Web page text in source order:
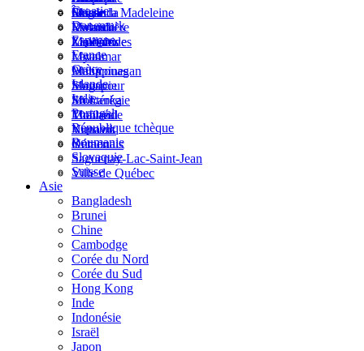
Suisse
Macau
Malaisie
Maldives
Myanmar
Philippines
Singapour
Sri Lanka
Thaïlande
Vietnam
Yémen
Ouganda
Rwanda
Zimbabwe
Îles de la Madeleine
Lanaudière
Laurentides
Laval
Manicouagan
Mauricie
Montérégie
Montréal
Nunavik
Outaouais
Saguenay-Lac-Saint-Jean
Ville de Québec
Croatie
Danemark
Espagne
France
Grèce
Islande
Italie
Portugal
République tchèque
Roumanie
Slovaquie
Suisse
Asie
Bangladesh
Brunei
Chine
Cambodge
Corée du Nord
Corée du Sud
Hong Kong
Inde
Indonésie
Israël
Japon